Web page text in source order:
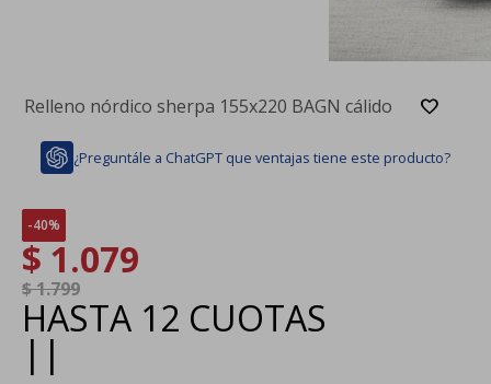
Relleno nórdico sherpa 155x220 BAGN cálido
¿Preguntále a ChatGPT que ventajas tiene este producto?
40
$ 1.079
$1.799
HASTA 12 CUOTAS
| |